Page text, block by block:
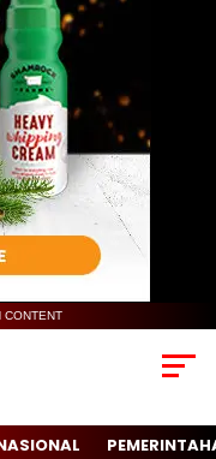
CONTENT